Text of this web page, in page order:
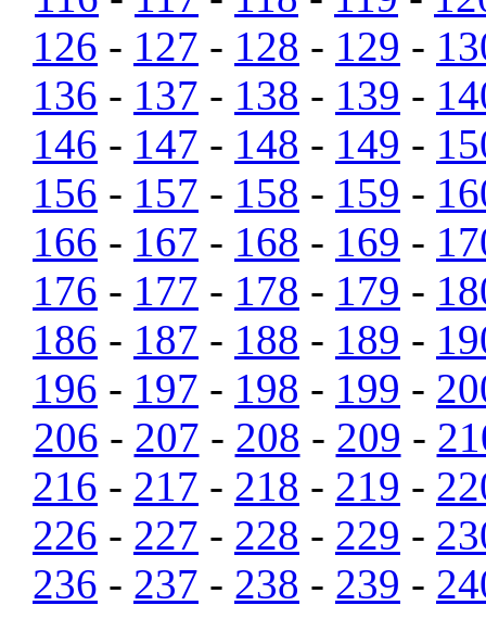
126 - 127 - 128 - 129 -
136 - 137 - 138 - 139 -
146 - 147 - 148 - 149 -
156 - 157 - 158 - 159 -
166 - 167 - 168 - 169 -
176 - 177 - 178 - 179 -
186 - 187 - 188 - 189 -
196 - 197 - 198 - 199 -
206 - 207 - 208 - 209 -
216 - 217 - 218 - 219 -
226 - 227 - 228 - 229 -
236 - 237 - 238 - 239 -